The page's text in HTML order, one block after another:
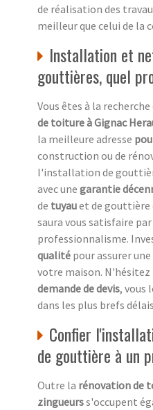
de réalisation des
meilleur que celui de la
Installation et
gouttières, quel
Vous êtes à la
de toiture à Gignac
la meilleure adresse
construction ou de
l'installation de
avec une garantie
de tuyauet de gouttière
saura vous satisfaire
professionnalisme.
qualité pour assurer
votre maison.
demande de devis, vous
dans les plus brefs
Confier
de gouttière à un
Outre la rénovation de
zingueurss'occupent